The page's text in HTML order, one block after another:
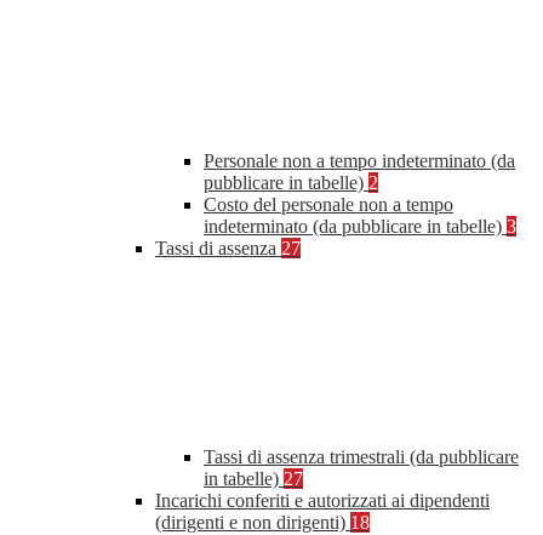
Personale non a tempo indeterminato (da
pubblicare in tabelle) 2
Costo del personale non a tempo
indeterminato (da pubblicare in tabelle) 3
Tassi di assenza 27
Tassi di assenza trimestrali (da pubblicare
in tabelle) 27
Incarichi conferiti e autorizzati ai dipendenti
(dirigenti e non dirigenti) 18